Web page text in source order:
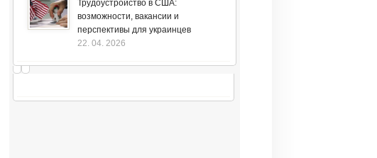
Трудоустройство в США:
возможности, вакансии и
перспективы для украинцев
22. 04. 2026